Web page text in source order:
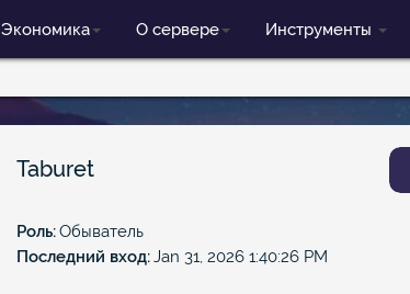
Экономика О сервере Инструменты
Taburet
Роль Обыватель
Последний вход Jan 31, 2026 1:40:26 PM